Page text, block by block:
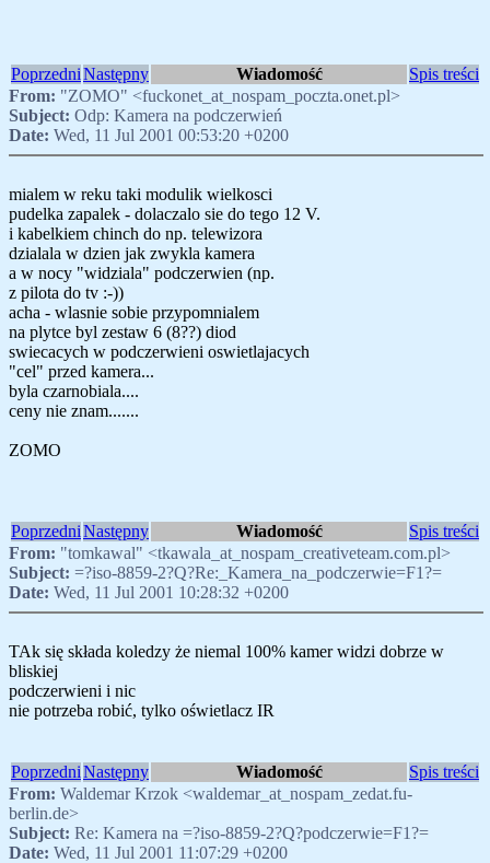
PoprzedniNastępny Wiadomość
Spis treści
From: "ZOMO" <fuckonet_at_nospam_poczta.onet.pl>
Subject: Odp: Kamera na podczerwień
Date: Wed, 11 Jul 2001 00:53:20 +0200
mialem w reku taki modulik wielkosci
pudelka zapalek - dolaczalo sie do tego 12 V.
i kabelkiem chinch do np. telewizora
dzialala w dzien jak zwykla kamera
a w nocy "widziala" podczerwien (np.
z pilota do tv :-))
acha - wlasnie sobie przypomnialem
na plytce byl zestaw 6 (8??) diod
swiecacych w podczerwieni oswietlajacych
"cel" przed kamera...
byla czarnobiala....
ceny nie znam.......
ZOMO
PoprzedniNastępny Wiadomość
Spis treści
From: "tomkawal" <tkawala_at_nospam_creativeteam.com.pl>
Subject: =?iso-8859-2?Q?Re:_Kamera_na_podczerwie=F1?=
Date: Wed, 11 Jul 2001 10:28:32 +0200
TAk się składa koledzy że niemal 100% kamer widzi dobrze w
bliskiej
podczerwieni i nic
nie potrzeba robić, tylko oświetlacz IR
PoprzedniNastępny Wiadomość
Spis treści
From: Waldemar Krzok <waldemar_at_nospam_zedat.fu-
berlin.de>
Subject: Re: Kamera na =?iso-8859-2?Q?podczerwie=F1?=
Date: Wed, 11 Jul 2001 11:07:29 +0200